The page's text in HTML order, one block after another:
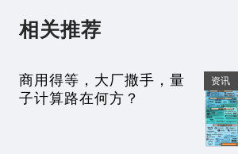
相关推荐
商用得等，大厂撒手，量
子计算路在何方？
资讯